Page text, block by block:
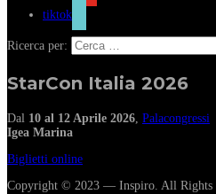
tiktok
Ricerca per:
StarCon Italia 2026
Dal 10 al 12 Aprile 2026 Palacongressi
Igea Marina
Biglietti online
Copyright © 2023 — Inspiro. All Rights